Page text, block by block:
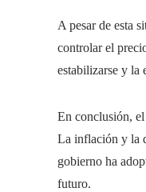
A pesar de esta
controlar el
estabilizarse y la
En conclusión, el
La inflación y la
gobierno ha
futuro.